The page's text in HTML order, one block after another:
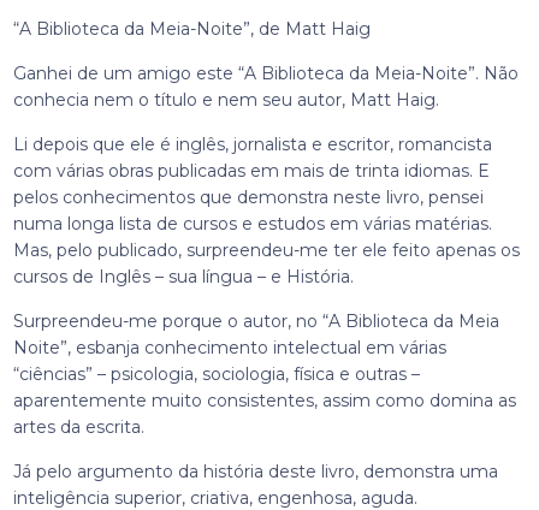
“A Biblioteca da Meia-Noite”, de Matt Haig
Ganhei de um amigo este “A Biblioteca da Meia-Noite”. Não
conhecia nem o título e nem seu autor, Matt Haig.
Li depois que ele é inglês, jornalista e escritor, romancista
com várias obras publicadas em mais de trinta idiomas. E
pelos conhecimentos que demonstra neste livro, pensei
numa longa lista de cursos e estudos em várias matérias.
Mas, pelo publicado, surpreendeu-me ter ele feito apenas os
cursos de Inglês – sua língua – e História.
Surpreendeu-me porque o autor, no “A Biblioteca da Meia
Noite”, esbanja conhecimento intelectual em várias
“ciências” – psicologia, sociologia, física e outras –
aparentemente muito consistentes, assim como domina as
artes da escrita.
Já pelo argumento da história deste livro, demonstra uma
inteligência superior, criativa, engenhosa, aguda.